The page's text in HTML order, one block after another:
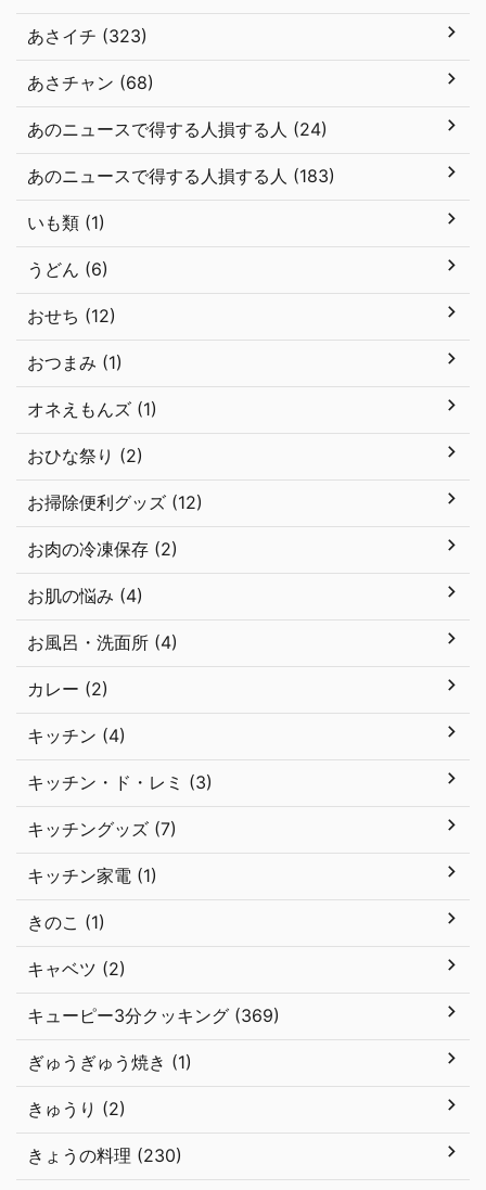
あさイチ (323)
あさチャン (68)
あのニュースで得する人損する人 (24)
あのニュースで得する人損する人 (183)
いも類 (1)
うどん (6)
おせち (12)
おつまみ (1)
オネえもんズ (1)
おひな祭り (2)
お掃除便利グッズ (12)
お肉の冷凍保存 (2)
お肌の悩み (4)
お風呂・洗面所 (4)
カレー (2)
キッチン (4)
キッチン・ド・レミ (3)
キッチングッズ (7)
キッチン家電 (1)
きのこ (1)
キャベツ (2)
キューピー3分クッキング (369)
ぎゅうぎゅう焼き (1)
きゅうり (2)
きょうの料理 (230)